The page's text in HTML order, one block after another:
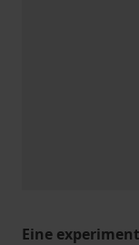
Eine